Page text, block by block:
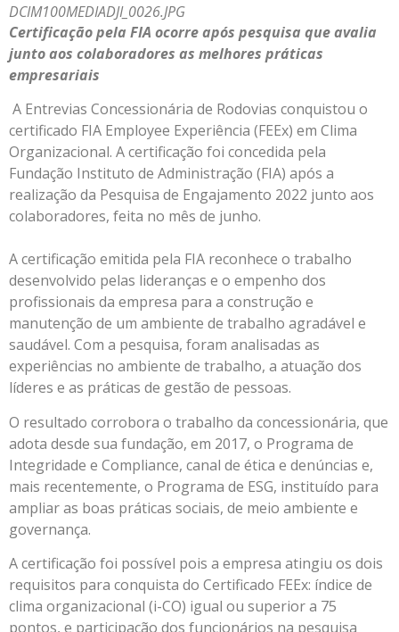
DCIM100MEDIADJI_0026.JPG
Certificação pela FIA ocorre após pesquisa que avalia
junto aos colaboradores as melhores práticas
empresariais
A Entrevias Concessionária de Rodovias conquistou o
certificado FIA Employee Experiência (FEEx) em Clima
Organizacional. A certificação foi concedida pela
Fundação Instituto de Administração (FIA) após a
realização da Pesquisa de Engajamento 2022 junto aos
colaboradores, feita no mês de junho.
A certificação emitida pela FIA reconhece o trabalho
desenvolvido pelas lideranças e o empenho dos
profissionais da empresa para a construção e
manutenção de um ambiente de trabalho agradável e
saudável. Com a pesquisa, foram analisadas as
experiências no ambiente de trabalho, a atuação dos
líderes e as práticas de gestão de pessoas.
O resultado corrobora o trabalho da concessionária, que
adota desde sua fundação, em 2017, o Programa de
Integridade e Compliance, canal de ética e denúncias e,
mais recentemente, o Programa de ESG, instituído para
ampliar as boas práticas sociais, de meio ambiente e
governança.
A certificação foi possível pois a empresa atingiu os dois
requisitos para conquista do Certificado FEEx: índice de
clima organizacional (i-CO) igual ou superior a 75
pontos, e participação dos funcionários na pesquisa